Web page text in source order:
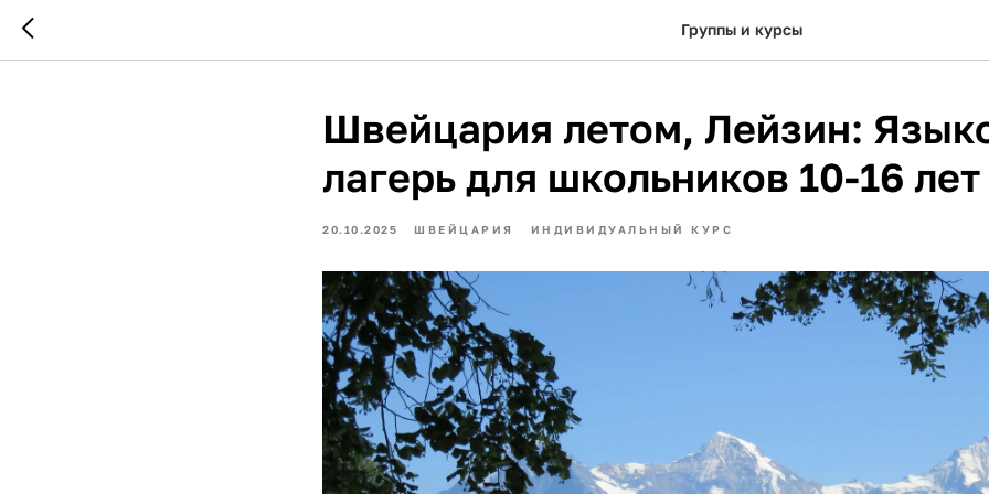
Группы и курсы
Швейцария летом, Лейзин:
лагерь для школьников 10-16 лет
20.10.2025 ШВЕЙЦАРИЯ ИНДИВИДУАЛЬНЫЙ КУРС